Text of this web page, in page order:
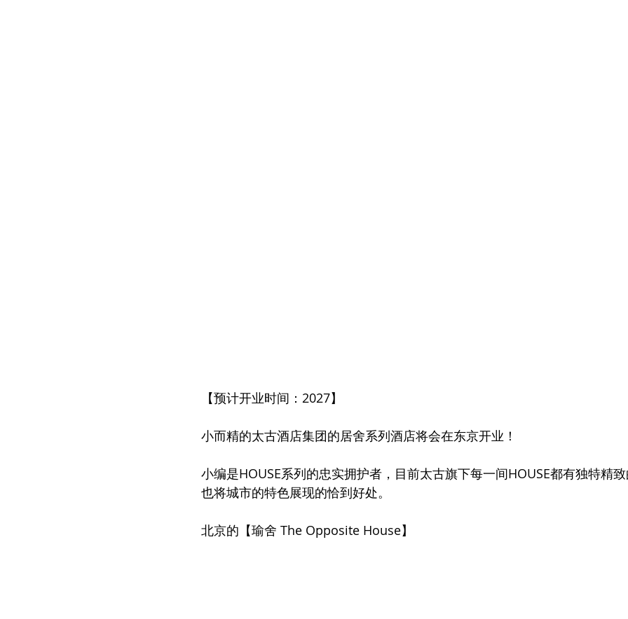
【预计开业时间：2027】
小而精的太古酒店集团的居舍系列酒店将会在东京开业！
小编是HOUSE系列的忠实拥护者，目前太古旗下每一间HOUSE都有独特精致
也将城市的特色展现的恰到好处。
北京的【瑜舍 The Opposite House】